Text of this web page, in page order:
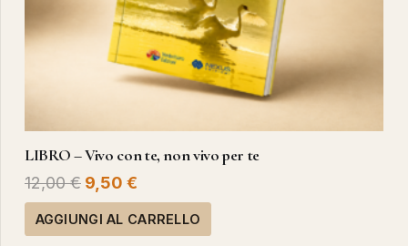
LIBRO – Vivo con te, non vivo per te
12,00€ Il
prezzo
originale
9,50 €
prezzo
attuale
AGGIUNGI AL CARRELLO